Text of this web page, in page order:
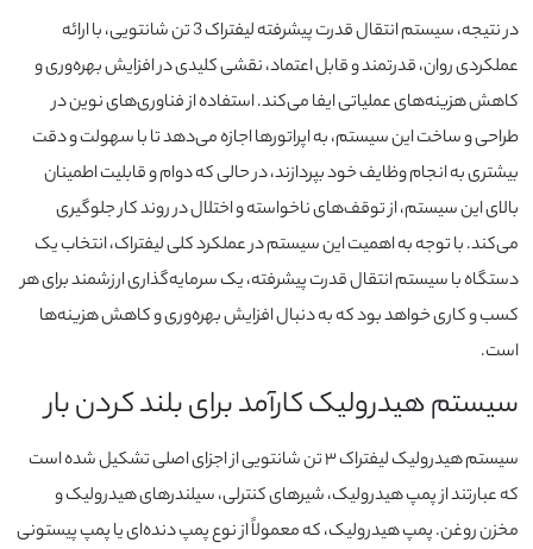
در نتیجه، سیستم انتقال قدرت پیشرفته لیفتراک 3 تن شانتویی، با ارائه
عملکردی روان، قدرتمند و قابل اعتماد، نقشی کلیدی در افزایش بهره‌وری و
کاهش هزینه‌های عملیاتی ایفا می‌کند. استفاده از فناوری‌های نوین در
طراحی و ساخت این سیستم، به اپراتورها اجازه می‌دهد تا با سهولت و دقت
بیشتری به انجام وظایف خود بپردازند، در حالی که دوام و قابلیت اطمینان
بالای این سیستم، از توقف‌های ناخواسته و اختلال در روند کار جلوگیری
می‌کند. با توجه به اهمیت این سیستم در عملکرد کلی لیفتراک، انتخاب یک
دستگاه با سیستم انتقال قدرت پیشرفته، یک سرمایه‌گذاری ارزشمند برای هر
کسب و کاری خواهد بود که به دنبال افزایش بهره‌وری و کاهش هزینه‌ها
است.
سیستم هیدرولیک کارآمد برای بلند کردن بار
سیستم هیدرولیک لیفتراک ۳ تن شانتویی از اجزای اصلی تشکیل شده است
که عبارتند از پمپ هیدرولیک، شیرهای کنترلی، سیلندرهای هیدرولیک و
مخزن روغن. پمپ هیدرولیک، که معمولاً از نوع پمپ دنده‌ای یا پمپ پیستونی